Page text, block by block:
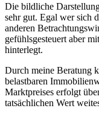
Die bildliche
sehr gut. Egal wer sich
anderen
gefühlsgesteuert aber
hinterlegt.
Durch meine Beratung
belastbaren
Marktpreises erfolgt
tatsächlichen Wert